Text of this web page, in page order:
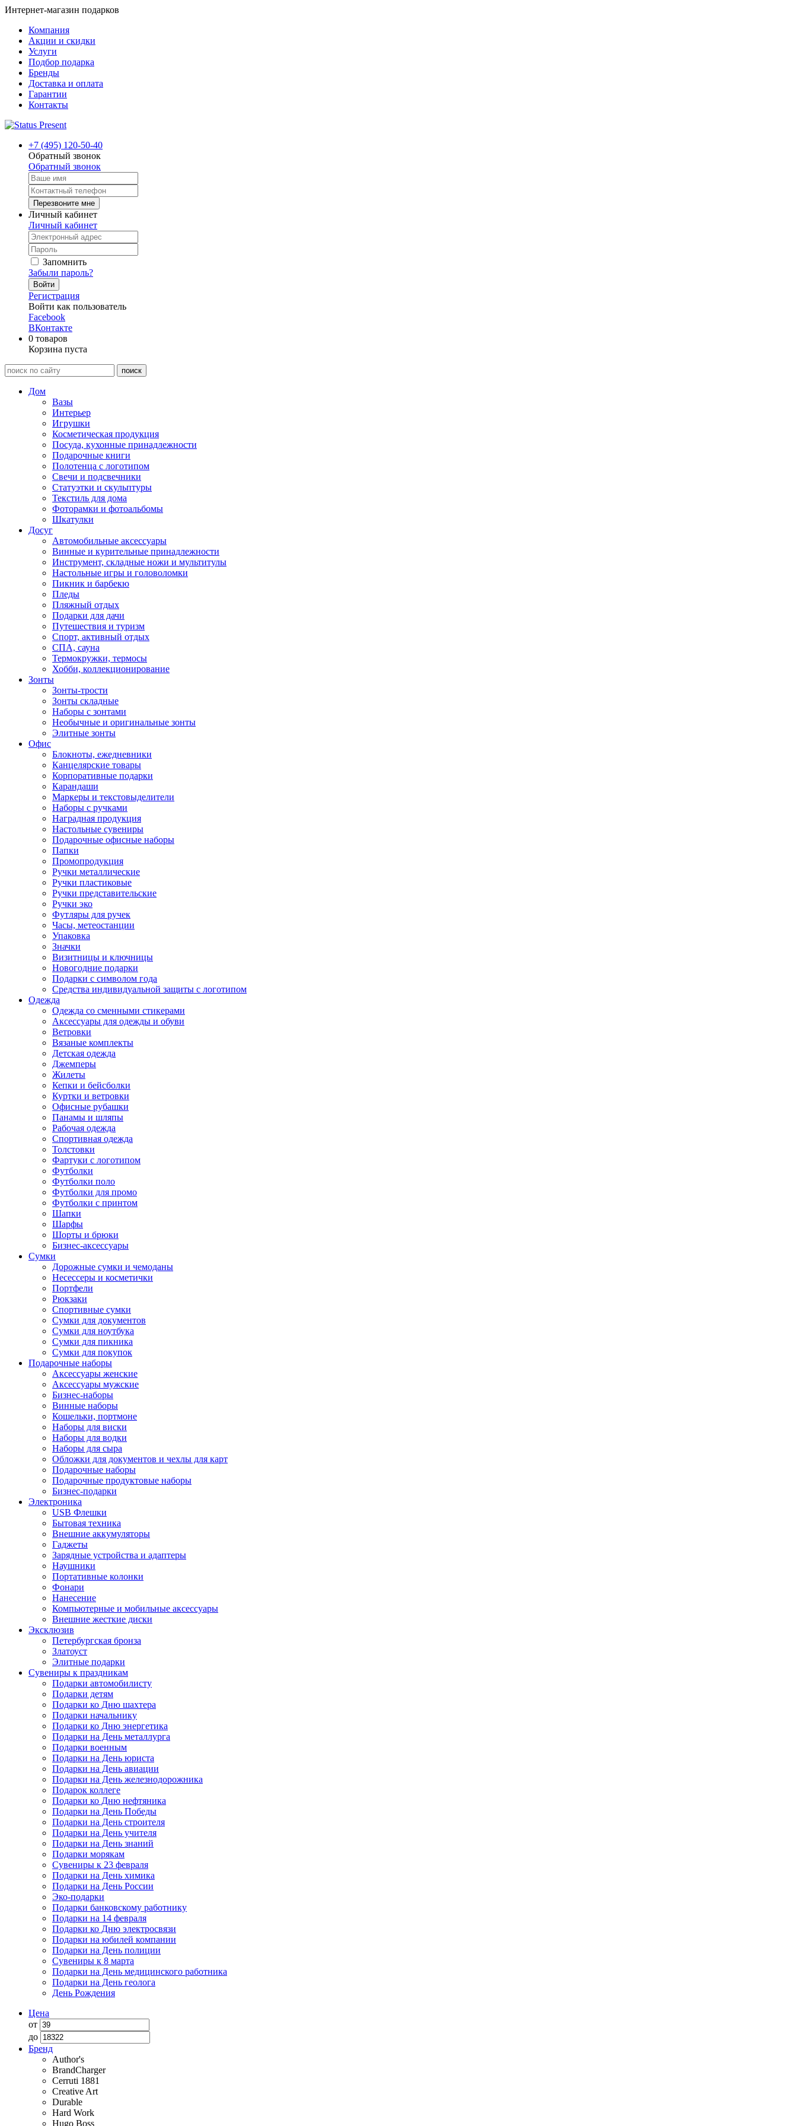
Интернет-магазин подарков
Компания
Акции и скидки
Услуги
Подбор подарка
Бренды
Доставка и оплата
Гарантии
Контакты
+7 (495) 120-50-40
Обратный звонок
Обратный звонок
Перезвоните мне
Личный кабинет
Личный кабинет
Запомнить
Забыли пароль?
Войти
Регистрация
Войти как пользователь
Facebook
ВКонтакте
0 товаров
Корзина пуста
Дом
Вазы
Интерьер
Игрушки
Косметическая продукция
Посуда, кухонные принадлежности
Подарочные книги
Полотенца с логотипом
Свечи и подсвечники
Статуэтки и скульптуры
Текстиль для дома
Фоторамки и фотоальбомы
Шкатулки
Досуг
Автомобильные аксессуары
Винные и курительные принадлежности
Инструмент, складные ножи и мультитулы
Настольные игры и головоломки
Пикник и барбекю
Пледы
Пляжный отдых
Подарки для дачи
Путешествия и туризм
Спорт, активный отдых
СПА, сауна
Термокружки, термосы
Хобби, коллекционирование
Зонты
Зонты-трости
Зонты складные
Наборы с зонтами
Необычные и оригинальные зонты
Элитные зонты
Офис
Блокноты, ежедневники
Канцелярские товары
Корпоративные подарки
Карандаши
Маркеры и текстовыделители
Наборы с ручками
Наградная продукция
Настольные сувениры
Подарочные офисные наборы
Папки
Промопродукция
Ручки металлические
Ручки пластиковые
Ручки представительские
Ручки эко
Футляры для ручек
Часы, метеостанции
Упаковка
Значки
Визитницы и ключницы
Новогодние подарки
Подарки с символом года
Средства индивидуальной защиты с логотипом
Одежда
Одежда со сменными стикерами
Аксессуары для одежды и обуви
Ветровки
Вязаные комплекты
Детская одежда
Джемперы
Жилеты
Кепки и бейсболки
Куртки и ветровки
Офисные рубашки
Панамы и шляпы
Рабочая одежда
Спортивная одежда
Толстовки
Фартуки с логотипом
Футболки
Футболки поло
Футболки для промо
Футболки с принтом
Шапки
Шарфы
Шорты и брюки
Бизнес-аксессуары
Сумки
Дорожные сумки и чемоданы
Несессеры и косметички
Портфели
Рюкзаки
Спортивные сумки
Сумки для документов
Сумки для ноутбука
Сумки для пикника
Сумки для покупок
Подарочные наборы
Аксессуары женские
Аксессуары мужские
Бизнес-наборы
Винные наборы
Кошельки, портмоне
Наборы для виски
Наборы для водки
Наборы для сыра
Обложки для документов и чехлы для карт
Подарочные наборы
Подарочные продуктовые наборы
Бизнес-подарки
Электроника
USB Флешки
Бытовая техника
Внешние аккумуляторы
Гаджеты
Зарядные устройства и адаптеры
Наушники
Портативные колонки
Фонари
Нанесение
Компьютерные и мобильные аксессуары
Внешние жесткие диски
Эксклюзив
Петербургская бронза
Златоуст
Элитные подарки
Сувениры к праздникам
Подарки автомобилисту
Подарки детям
Подарки ко Дню шахтера
Подарки начальнику
Подарки ко Дню энергетика
Подарки на День металлурга
Подарки военным
Подарки на День юриста
Подарки на День авиации
Подарки на День железнодорожника
Подарок коллеге
Подарки ко Дню нефтяника
Подарки на День Победы
Подарки на День строителя
Подарки на День учителя
Подарки на День знаний
Подарки морякам
Сувениры к 23 февраля
Подарки на День химика
Подарки на День России
Эко-подарки
Подарки банковскому работнику
Подарки на 14 февраля
Подарки ко Дню электросвязи
Подарки на юбилей компании
Подарки на День полиции
Сувениры к 8 марта
Подарки на День медицинского работника
Подарки на День геолога
День Рождения
Цена
от
до
Бренд
Author's
BrandCharger
Cerruti 1881
Creative Art
Durable
Hard Work
Hugo Boss